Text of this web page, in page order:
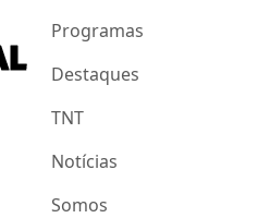
Programas
Destaques
TNT
Notícias
Somos